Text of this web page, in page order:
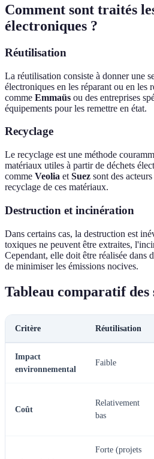
Comment sont traités
électroniques ?
Réutilisation
La réutilisation consiste à donner une
électroniques en les réparant ou en les
comme Emmaüs ou des entreprises
équipements pour les remettre en état.
Recyclage
Le recyclage est une méthode
matériaux utiles à partir de déchets
comme Veolia et Suez sont des
recyclage de ces matériaux.
Destruction et incinération
Dans certains cas, la destruction est
toxiques ne peuvent être extraites,
Cependant, elle doit être réalisée dans
de minimiser les émissions nocives.
Tableau comparatif des
Critère Réutilisation
Impact
environnemental
Faible
Coût
Relativement
bas
Forte (projets